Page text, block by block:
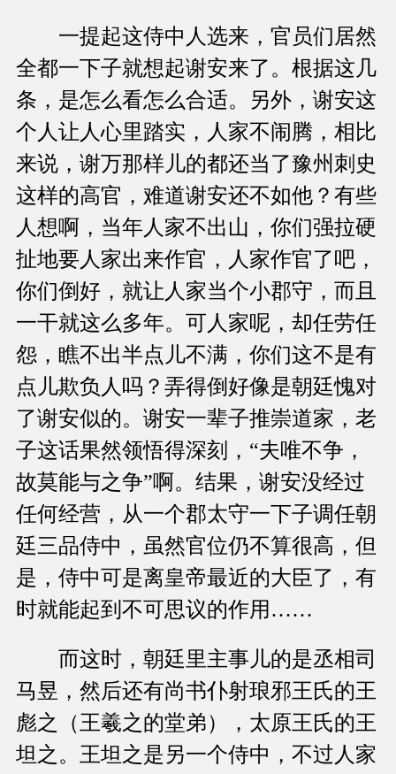
一提起这侍中人选来，官员们居然
全都一下子就想起谢安来了。根据这几
条，是怎么看怎么合适。另外，谢安这
个人让人心里踏实，人家不闹腾，相比
来说，谢万那样儿的都还当了豫州刺史
这样的高官，难道谢安还不如他？有些
人想啊，当年人家不出山，你们强拉硬
扯地要人家出来作官，人家作官了吧，
你们倒好，就让人家当个小郡守，而且
一干就这么多年。可人家呢，却任劳任
怨，瞧不出半点儿不满，你们这不是有
点儿欺负人吗？弄得倒好像是朝廷愧对
了谢安似的。谢安一辈子推崇道家，老
子这话果然领悟得深刻，“夫唯不争，
故莫能与之争”啊。结果，谢安没经过
任何经营，从一个郡太守一下子调任朝
廷三品侍中，虽然官位仍不算很高，但
是，侍中可是离皇帝最近的大臣了，有
时就能起到不可思议的作用……
而这时，朝廷里主事儿的是丞相司
马昱，然后还有尚书仆射琅邪王氏的王
彪之（王羲之的堂弟），太原王氏的王
坦之。王坦之是另一个侍中，不过人家